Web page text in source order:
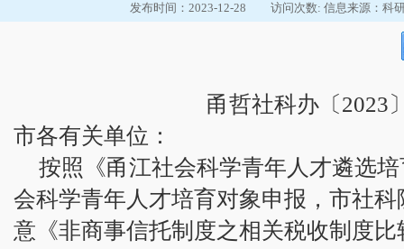
发布时间：2023-12-28 访问次数: 信息来源：科
甬哲社科办〔2023
市各有关单位：
按照《甬江社会科学青年人才遴选
会科学青年人才培育对象申报，市社
意《非商事信托制度之相关税收制度